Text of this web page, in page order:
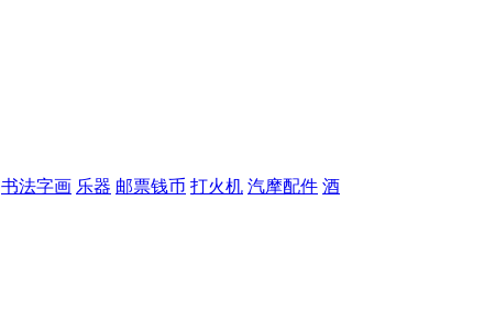
书法字画 乐器 邮票钱币 打火机 汽摩配件 酒